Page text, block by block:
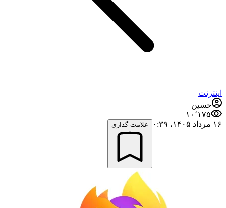
اینترنت
حسین
۱۰٬۱۷۵
۱۶ مرداد ۱۴۰۵،‏ ۰:۳۹
علامت گذاری